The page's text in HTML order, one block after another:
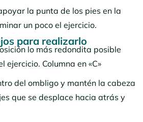
la punta de los pies en la
un poco el ejercicio.
para realizarlo
lo más redondita posible
ejercicio. Columna en «C»
del ombligo y mantén la cabeza
que se desplace hacia atrás y